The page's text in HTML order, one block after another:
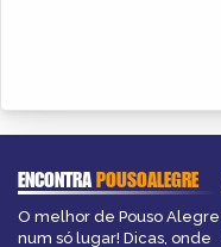
ENCONTRAPOUSOALEGRE
O melhor de Pouso Alegre
num só lugar! Dicas, onde